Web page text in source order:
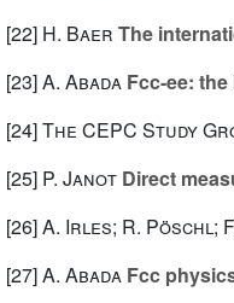
[22] H. Baer The
[23]A. Abada Fcc-ee:
[24]The CEPC Study
[25] P. Janot Direct
[26]A. Irles; R. Pöschl;
[27]A. Abada Fcc